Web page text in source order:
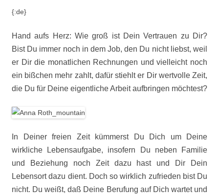
{:de}
Hand aufs Herz: Wie groß ist Dein Vertrauen zu Dir?
Bist Du immer noch in dem Job, den Du nicht liebst, weil
er Dir die monatlichen Rechnungen und vielleicht noch
ein bißchen mehr zahlt, dafür stiehlt er Dir wertvolle Zeit,
die Du für Deine eigentliche Arbeit aufbringen möchtest?
In Deiner freien Zeit kümmerst Du Dich um Deine
wirkliche Lebensaufgabe, insofern Du neben Familie
und Beziehung noch Zeit dazu hast und Dir Dein
Lebensort dazu dient. Doch so wirklich zufrieden bist Du
nicht. Du weißt, daß Deine Berufung auf Dich wartet und